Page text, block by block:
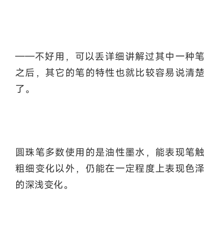
——不好用，可以丢详细讲解过其中一种笔
之后，其它的笔的特性也就比较容易说清楚
了。
圆珠笔多数使用的是油性墨水，能表现笔触
粗细变化以外，仍能在一定程度上表现色泽
的深浅变化。